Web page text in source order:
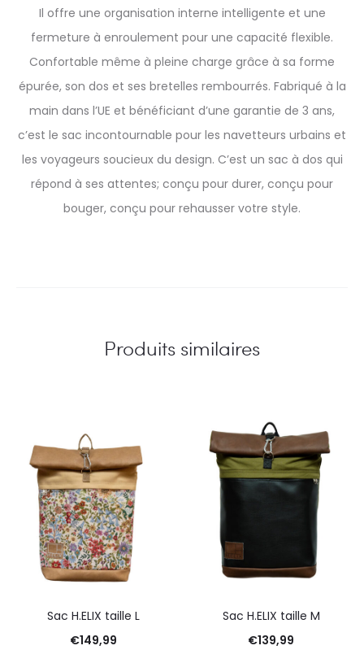
Il offre une organisation interne intelligente et une
fermeture à enroulement pour une capacité flexible.
Confortable même à pleine charge grâce à sa forme
épurée, son dos et ses bretelles rembourrés. Fabriqué à la
main dans l’UE et bénéficiant d’une garantie de 3 ans,
c’est le sac incontournable pour les navetteurs urbains et
les voyageurs soucieux du design. C’est un sac à dos qui
répond à ses attentes; conçu pour durer, conçu pour
bouger, conçu pour rehausser votre style.
Produits similaires
Sac H.ELIX taille L
€149,99
Sac H.ELIX taille M
€139,99